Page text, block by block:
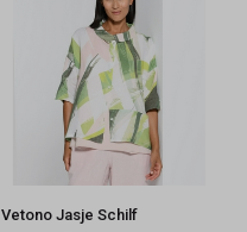
Vetono Jasje Schilf